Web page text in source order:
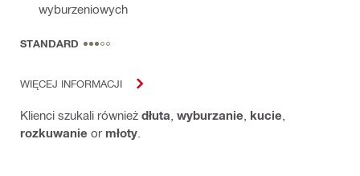
wyburzeniowych
STANDARD
WIĘCEJ INFORMACJI
Klienci szukali również dłuta wyburzanie kucie
rozkuwanie or młoty